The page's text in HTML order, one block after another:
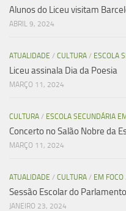
Alunos do Liceu visitam
ABRIL 9, 2024
ATUALIDADE / CULTURA / ESCOLA
Liceu assinala Dia da Poesia
MARÇO 11, 2024
CULTURA / ESCOLA SECUNDÁRIA
Concerto no Salão Nobre da
MARÇO 11, 2024
ATUALIDADE / CULTURA / EM FOCO
Sessão Escolar do
JANEIRO 23, 2024